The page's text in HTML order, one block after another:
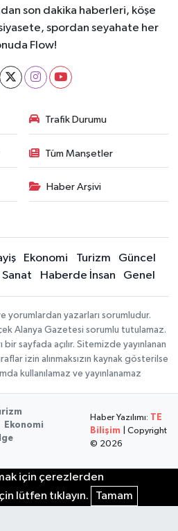
son dakika haberleri, köşe
spordan seyahate her
Flow!
Trafik Durumu
Tüm Manşetler
Haber Arşivi
Ekonomi Turizm
Güncel
Sanat Haberde İnsan Genel
yorumlardan yazarları sorumludur.
Alanya Gazetesi sorumlu tutulamaz.
sayfada açılır. Sitemizde yayınlanan
izin alınmaksızın kaynak gösterilse
kullanılamaz ve yayınlanamaz
Ekonomi
Haber Yazılımı: TE
Bilişim | Copyright
© 2026
için çerezlerden
lütfen tıklayın.
Tamam